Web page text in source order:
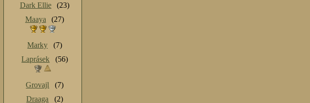
Dark Ellie
(23)
Maaya
(27)
Marky
(7)
Laprásek
(56)
Grovajl
(7)
Draaga
(2)